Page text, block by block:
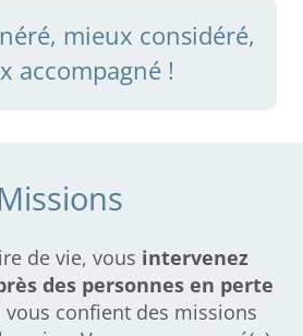
mieux considéré,
accompagné !
de vie, vous intervenez
des personnes en perte
vous confient des missions